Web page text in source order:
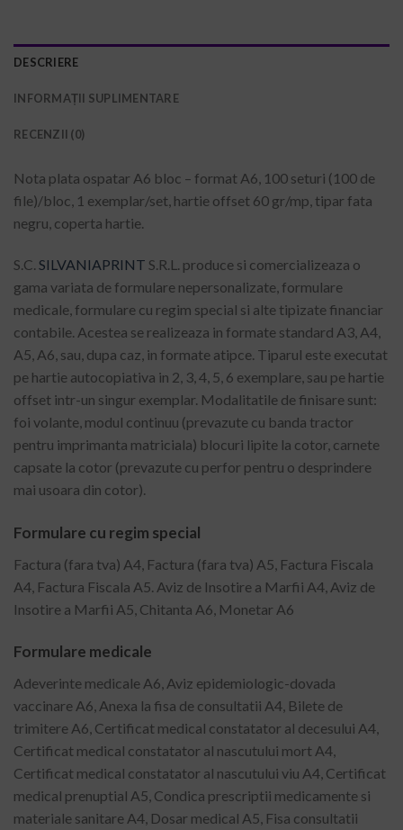
DESCRIERE
INFORMAȚII SUPLIMENTARE
RECENZII (0)
Nota plata ospatar A6 bloc – format A6, 100 seturi (100 de
file)/bloc, 1 exemplar/set, hartie offset 60 gr/mp, tipar fata
negru, coperta hartie.
S.C. SILVANIAPRINT S.R.L. produce si comercializeaza o
gama variata de formulare nepersonalizate, formulare
medicale, formulare cu regim special si alte tipizate financiar
contabile. Acestea se realizeaza in formate standard A3, A4,
A5, A6, sau, dupa caz, in formate atipce. Tiparul este executat
pe hartie autocopiativa in 2, 3, 4, 5, 6 exemplare, sau pe hartie
offset intr-un singur exemplar. Modalitatile de finisare sunt:
foi volante, modul continuu (prevazute cu banda tractor
pentru imprimanta matriciala) blocuri lipite la cotor, carnete
capsate la cotor (prevazute cu perfor pentru o desprindere
mai usoara din cotor).
Formulare cu regim special
Factura (fara tva) A4, Factura (fara tva) A5, Factura Fiscala
A4, Factura Fiscala A5. Aviz de Insotire a Marfii A4, Aviz de
Insotire a Marfii A5, Chitanta A6, Monetar A6
Formulare medicale
Adeverinte medicale A6, Aviz epidemiologic-dovada
vaccinare A6, Anexa la fisa de consultatii A4, Bilete de
trimitere A6, Certificat medical constatator al decesului A4,
Certificat medical constatator al nascutului mort A4,
Certificat medical constatator al nascutului viu A4, Certificat
medical prenuptial A5, Condica prescriptii medicamente si
materiale sanitare A4, Dosar medical A5, Fisa consultatii